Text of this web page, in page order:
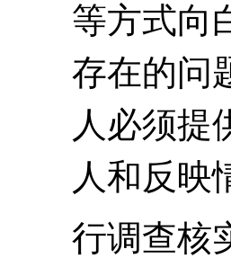
等方式向
存在的问
人必须提
人和反映
行调查核